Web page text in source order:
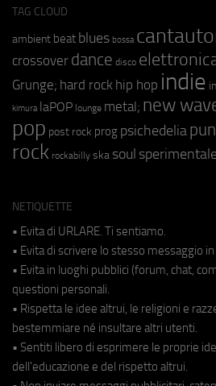
TAG CLOUD
ambient beat blues bossa
crossover dance disco
Grunge; hard rock hip hop indie
kimura laPOP lounge metal; new
pop post rock prog psichedelia
rock rockabilly ska soul sperimentale
NETIQUETTE
• Evita di URLARE. Ti sentiamo.
• Evita di scrivere lo stesso messaggio
• Evita in luoghi pubblici (forum, chat,
questioni personali.
• Rispetta le idee altrui, le religioni e
bestemmiare né insultare altri utenti.
• Sentiti libero di esprimere le proprie
dell'educazione e del rispetto altrui.